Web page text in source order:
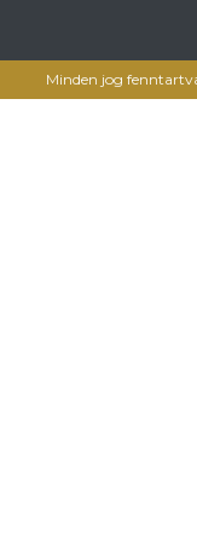
Minden jog